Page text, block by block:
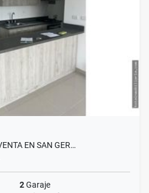
EN SAN GER…
2Garaje